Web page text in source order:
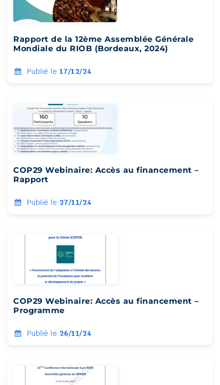
Rapport de la 12ème Assemblée Générale
Mondiale du RIOB (Bordeaux, 2024)
Publié le 17/12/24
COP29 Webinaire: Accès au financement –
Rapport
Publié le 27/11/24
COP29 Webinaire: Accès au financement –
Programme
Publié le 26/11/24